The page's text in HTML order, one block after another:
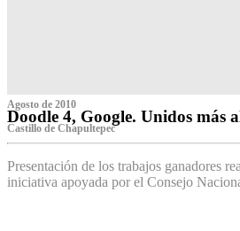
Agosto de 2010
Doodle 4, Google. Unidos más
Castillo de Chapultepec
Presentación de los trabajos ganadores
iniciativa apoyada por el Consejo